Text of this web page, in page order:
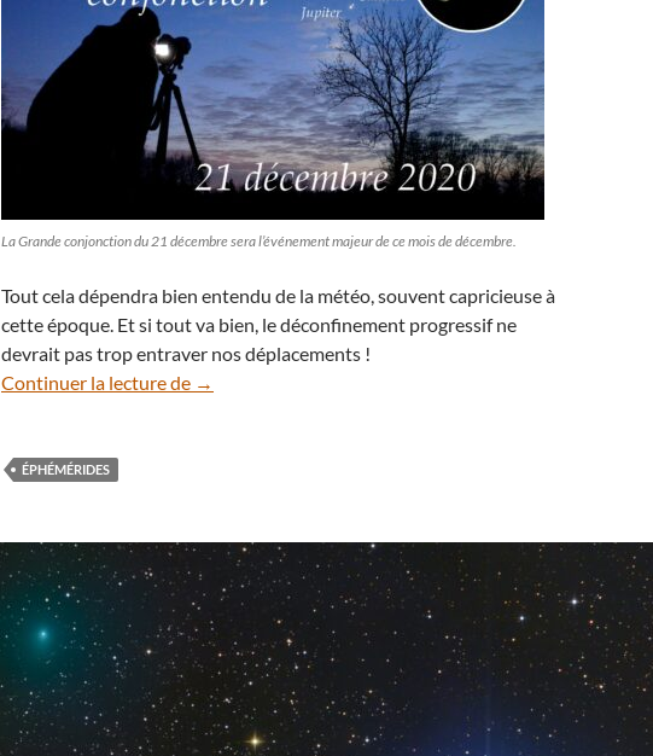
La Grande conjonction du 21 décembre sera l’événement majeur de ce mois de décembre.
Tout cela dépendra bien entendu de la météo, souvent capricieuse à
cette époque. Et si tout va bien, le déconfinement progressif ne
devrait pas trop entraver nos déplacements !
Continuer la lecture de Que voir dans le ciel nocturne au mois de décembre 2020
→
ÉPHÉMÉRIDES